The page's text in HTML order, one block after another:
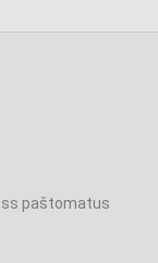
paštomatus